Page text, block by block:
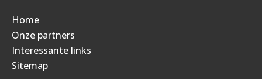
Home
Onze partners
Interessante links
Sitemap